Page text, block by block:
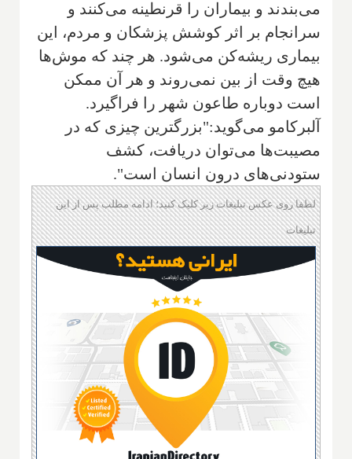
می‌بندند و بیماران را قرنطینه می‌کنند و
سرانجام بر اثر کوشش پزشکان و مردم، این
بیماری ریشه‌کن می‌شود. هر چند که موش‌ها
هیچ وقت از بین نمی‌روند و هر آن ممکن
است دوباره طاعون شهر را فراگیرد.
آلبرکامو می‌گوید:"بزرگترین چیزی که در
مصیبت‌ها می‌توان دریافت، کشف
ستودنی‌های درون انسان است".
لطفا روی عکس تبلیغات زیر کلیک کنید؛ ادامه مطلب پس از این
تبلیغات